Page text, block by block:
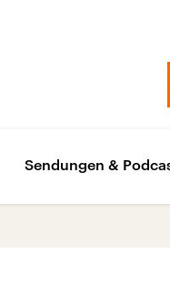
Sendungen &